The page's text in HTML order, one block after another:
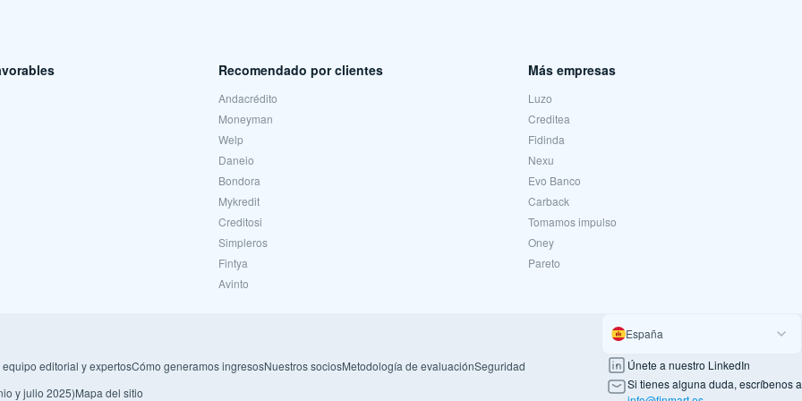
Recomendado por clientes
Andacrédito
Moneyman
Welp
Daneio
Bondora
Mykredit
Creditosi
Simpleros
Fintya
Avinto
Más empresas
Luzo
Creditea
Fidinda
Nexu
Evo Banco
Carback
Tomamos impulso
Oney
Pareto
España
editorial y expertosCómo generamos ingresosNuestros sociosMetodología de evaluaciónSeguridad
y julio 2025)Mapa del sitio
Únete a nuestro LinkedIn
Si tienes alguna duda, escríbenos a